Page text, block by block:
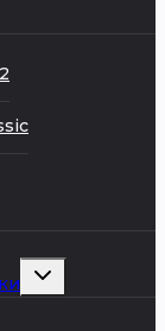
Развернуть